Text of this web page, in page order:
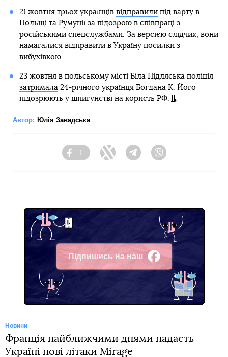
21 жовтня трьох українців відправилипід варту в
Польщі та Румунії за підозрою в співпраці з
російськими спецслужбами. За версією слідчих, вони
намагалися відправити в Україну посилки з
вибухівкою.
23 жовтня в польському місті Біла Підляська поліція
затримала24-річного українця Богдана К. Його
підозрюють у шпигунстві на користь РФ.
Автор: Юлія Завадська
Facebook
1
Twitter Telegram
Підпишись на наш
Facebook
Новини
Франція найближчими днями надасть
Україні нові літаки Mirage